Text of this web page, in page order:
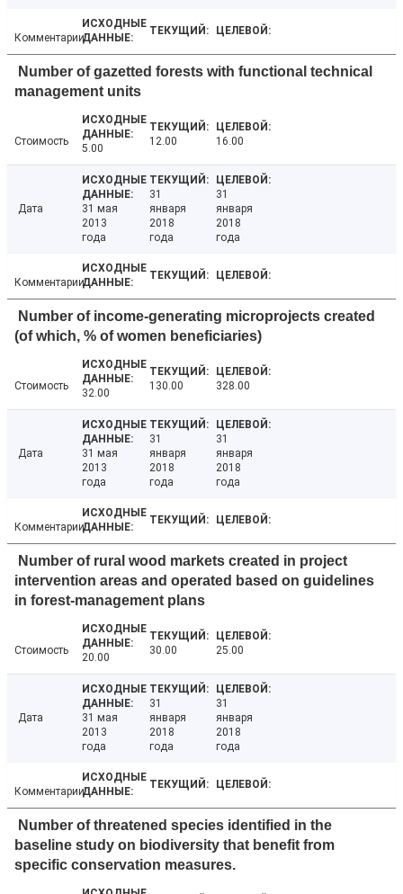
Комментарии
Number of gazetted forests with functional technical
management units
Стоимость
5.00
12.00 16.00
Дата
31 мая
2013
года
31
января
2018
года
31
января
2018
года
Комментарии
Number of income-generating microprojects created
(of which, % of women beneficiaries)
Стоимость
32.00
130.00 328.00
Дата
31 мая
2013
года
31
января
2018
года
31
января
2018
года
Комментарии
Number of rural wood markets created in project
intervention areas and operated based on guidelines
in forest-management plans
Стоимость
20.00
30.00 25.00
Дата
31 мая
2013
года
31
января
2018
года
31
января
2018
года
Комментарии
Number of threatened species identified in the
baseline study on biodiversity that benefit from
specific conservation measures.